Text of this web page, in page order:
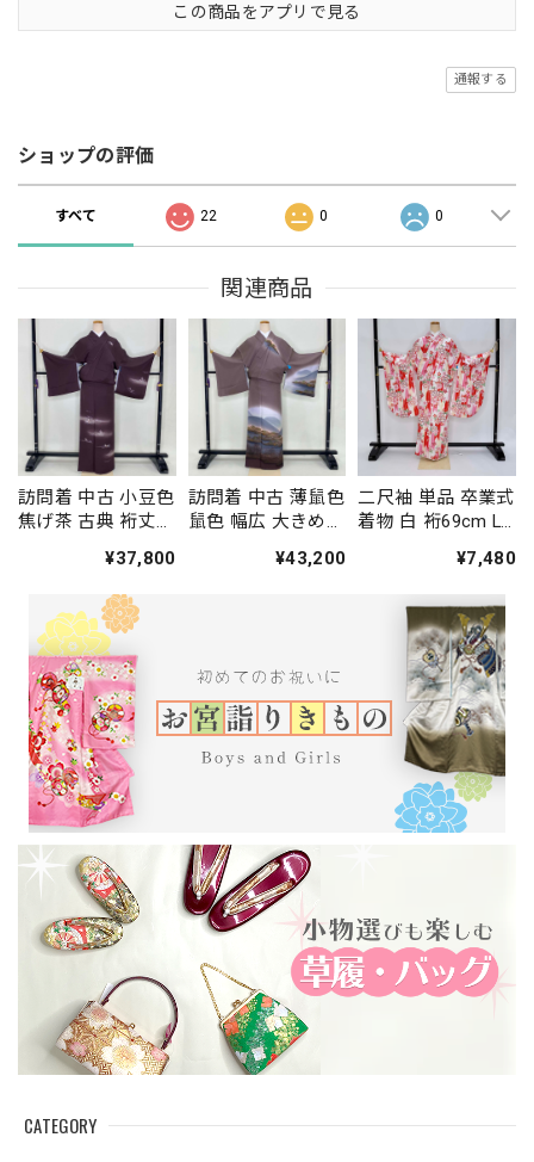
CATEGORY
この商品をアプリで見る
通報する
ショップの評価
すべて 22 0 0
関連商品
訪問着 中古 小豆色
焦げ茶 古典 裄丈
164.5cm 結婚式 着
物 入学式 卒業式
礼装 3114
¥37,800
訪問着 中古 薄鼠色
鼠色 幅広 大きめ
丈164cm 結婚式 着
¥43,200
二尺袖 単品 卒業式
着物 白 裄69cm LL
繊 中古 4577¥7,480